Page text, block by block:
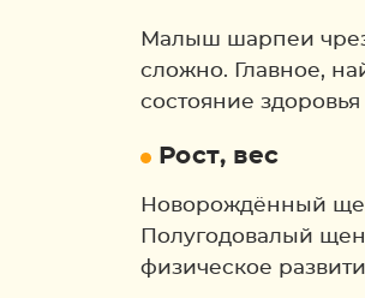
Малыш шарпеи
сложно. Главное,
состояние
Рост, вес
Новорождённый
Полугодовалый
физическое